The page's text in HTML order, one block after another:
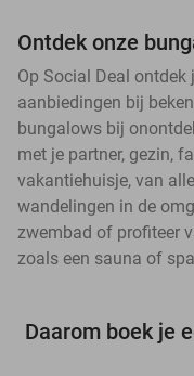
Ontdek onze
Op Social Deal
aanbiedingen bij
bungalows bij
met je partner, gezin,
vakantiehuisje, van
wandelingen in de
zwembad of profiteer
zoals een sauna of
Daarom boek je